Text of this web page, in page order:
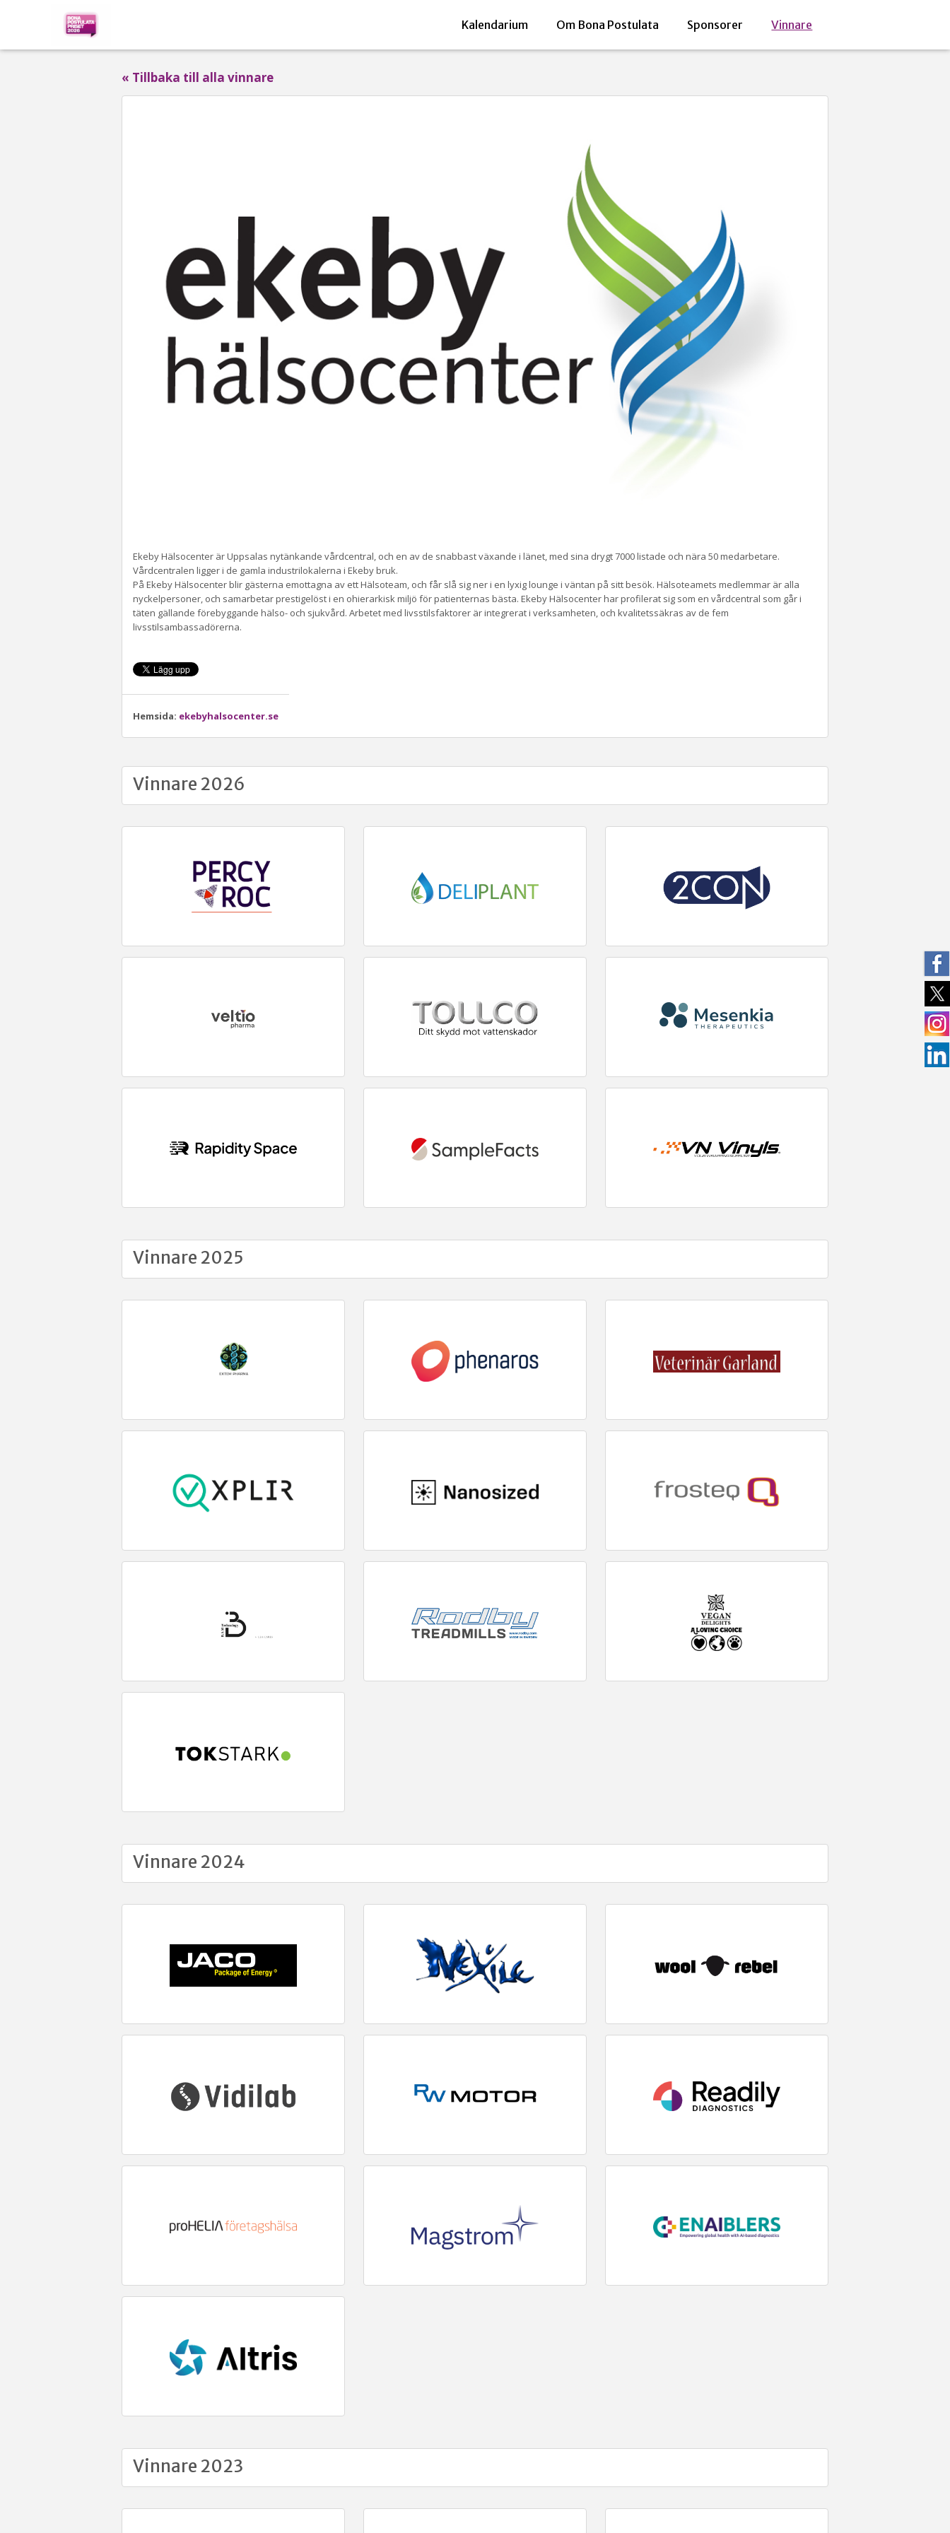
Kalendarium Om Bona Postulata Sponsorer Vinnare
« Tillbaka till alla vinnare
Ekeby Hälsocenter är Uppsalas nytänkande vårdcentral, och en av de snabbast växande i länet, med sina drygt 7000 listade och nära 50 medarbetare.
Vårdcentralen ligger i de gamla industrilokalerna i Ekeby bruk.
På Ekeby Hälsocenter blir gästerna emottagna av ett Hälsoteam, och får slå sig ner i en lyxig lounge i väntan på sitt besök. Hälsoteamets medlemmar är alla
nyckelpersoner, och samarbetar prestigelöst i en ohierarkisk miljö för patienternas bästa. Ekeby Hälsocenter har profilerat sig som en vårdcentral som går i
täten gällande förebyggande hälso- och sjukvård. Arbetet med livsstilsfaktorer är integrerat i verksamheten, och kvalitetssäkras av de fem
livsstilsambassadörerna.
Hemsida: ekebyhalsocenter.se
Vinnare 2026
Vinnare 2025
Vinnare 2024
Vinnare 2023